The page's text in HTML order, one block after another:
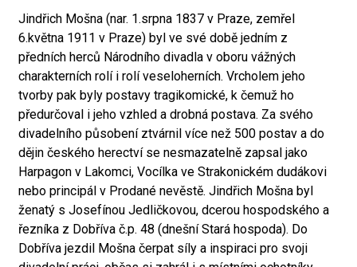
Jindřich Mošna (nar. 1.srpna 1837 v Praze, zemřel
6.května 1911 v Praze) byl ve své době jedním z
předních herců Národního divadla v oboru vážných
charakterních rolí i rolí veseloherních. Vrcholem jeho
tvorby pak byly postavy tragikomické, k čemuž ho
předurčoval i jeho vzhled a drobná postava. Za svého
divadelního působení ztvárnil více než 500 postav a do
dějin českého herectví se nesmazatelně zapsal jako
Harpagon v Lakomci, Vocílka ve Strakonickém dudákovi
nebo principál v Prodané nevěstě. Jindřich Mošna byl
ženatý s Josefínou Jedličkovou, dcerou hospodského a
řezníka z Dobříva č.p. 48 (dnešní Stará hospoda). Do
Dobříva jezdil Mošna čerpat síly a inspiraci pro svoji